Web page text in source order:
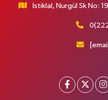
İstiklal, Nurgül Sk No: